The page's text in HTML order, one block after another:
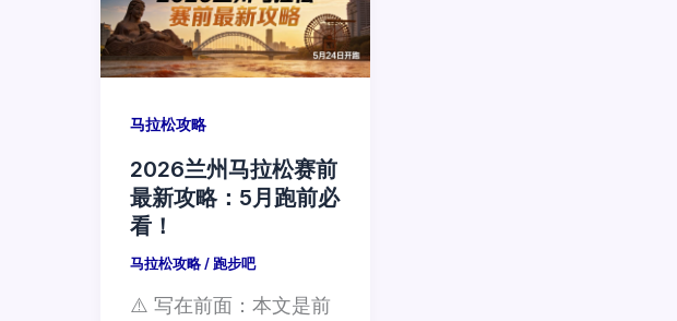
马拉松攻略
2026兰州马拉松赛前
最新攻略：5月跑前必
看！
马拉松攻略/ 跑步吧
⚠️ 写在前面：本文是前